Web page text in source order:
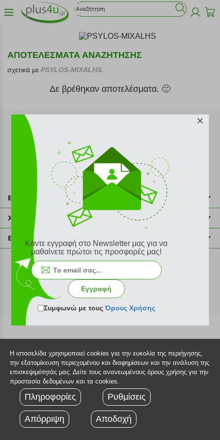
ΑΠΟΤΕΛΕΣΜΑΤΑ ΑΝΑΖΗΤΗΣΗΣ
σχετικά με PSYLOS-MIXALHS.
Δε βρέθηκαν αποτελέσματα. 🙁
Εγγραφή στο newsletter
Επικοινωνία
211 2000 700
info@plus4u.gr
Χρήσιμες πληροφορίες
Η εταιρία
Σημεία παραλαβής
Ευκαιρίες καριέρας
Όροι χρήσης
Sitemap
Βοήθεια
Εξέλιξη παραγγελίας
Τρόποι παραγγελίας
Τρόποι πληρωμής
Τρόποι αποστολής
Πολιτική επιστροφών
Τεχνική υποστήριξη
©2026 Plus4u.gr
Κάντε εγγραφή στο Newsletter μας για να
μαθαίνετε πρώτοι τις προσφορές μας!
Εγγραφή
Συμφωνώ με τουςΌρους Χρήσης
Η ιστοσελίδα χρησιμοποιεί cookies για την ευκολία της περιήγησης,
την εξατομίκευση περιεχομένου και διαφημίσεων και την ανάλυση της
επισκεψιμότητάς μας. Δείτε τους ανανεωμένους όρους χρήσης για την
προστασία δεδομένων και τα cookies.
Πληροφορίες Ρυθμίσεις
Απόρριψη Αποδοχή